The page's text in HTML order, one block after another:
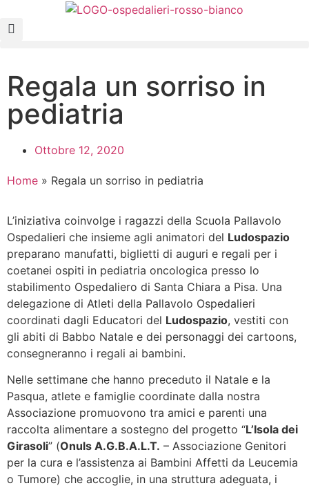
Regala un sorriso in
pediatria
Ottobre 12, 2020
Home » Regala un sorriso in pediatria
L’iniziativa coinvolge i ragazzi della Scuola Pallavolo
Ospedalieri che insieme agli animatori del Ludospazio
preparano manufatti, biglietti di auguri e regali per i
coetanei ospiti in pediatria oncologica presso lo
stabilimento Ospedaliero di Santa Chiara a Pisa. Una
delegazione di Atleti della Pallavolo Ospedalieri
coordinati dagli Educatori del Ludospazio, vestiti con
gli abiti di Babbo Natale e dei personaggi dei cartoons,
consegneranno i regali ai bambini.
Nelle settimane che hanno preceduto il Natale e la
Pasqua, atlete e famiglie coordinate dalla nostra
Associazione promuovono tra amici e parenti una
raccolta alimentare a sostegno del progetto “L’Isola dei
Girasoli” (Onuls A.G.B.A.L.T. – Associazione Genitori
per la cura e l’assistenza ai Bambini Affetti da Leucemia
o Tumore) che accoglie, in una struttura adeguata, i